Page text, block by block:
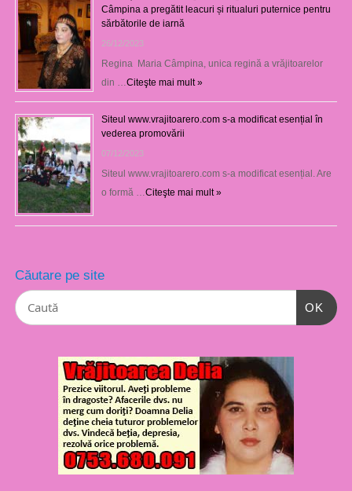
Câmpina a pregătit leacuri și ritualuri puternice pentru
sărbătorile de iarnă
26/12/2023
Regina Maria Câmpina, unica regină a vrăjitoarelor
din … Citeşte mai mult »
Siteul www.vrajitoarero.com s-a modificat esențial în
vederea promovării
07/12/2023
Siteul www.vrajitoarero.com s-a modificat esențial. Are
o formă … Citeşte mai mult »
Căutare pe site
OK